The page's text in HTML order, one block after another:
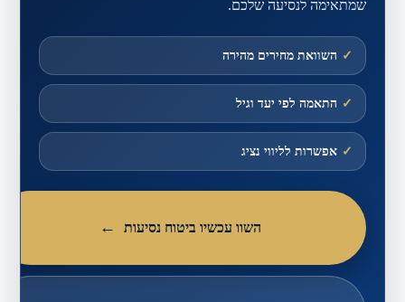
שמתאימה לנסיעה שלכם.
✓ השוואת מחירים מהירה
✓ התאמה לפי יעד וגיל
✓ אפשרות לליווי נציג
השוו עכשיו ביטוח נסיעות